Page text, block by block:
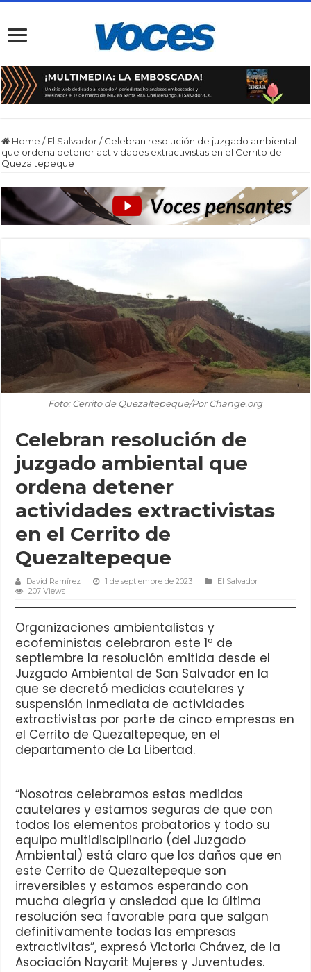
Home / El Salvador / Celebran resolución de juzgado ambiental
que ordena detener actividades extractivistas en el Cerrito de
Quezaltepeque
Foto: Cerrito de Quezaltepeque/Por Change.org
Celebran resolución de
juzgado ambiental que
ordena detener
actividades extractivistas
en el Cerrito de
Quezaltepeque
David Ramírez 1 de septiembre de 2023
El Salvador
207 Views
Organizaciones ambientalistas y
ecofeministas celebraron este 1º de
septiembre la resolución emitida desde el
Juzgado Ambiental de San Salvador en la
que se decretó medidas cautelares y
suspensión inmediata de actividades
extractivistas por parte de cinco empresas en
el Cerrito de Quezaltepeque, en el
departamento de La Libertad.
“Nosotras celebramos estas medidas
cautelares y estamos seguras de que con
todos los elementos probatorios y todo su
equipo multidisciplinario (del Juzgado
Ambiental) está claro que los daños que en
este Cerrito de Quezaltepeque son
irreversibles y estamos esperando con
mucha alegría y ansiedad que la última
resolución sea favorable para que salgan
definitivamente todas las empresas
extractivitas”, expresó Victoria Chávez, de la
Asociación Nayarit Mujeres y Juventudes.